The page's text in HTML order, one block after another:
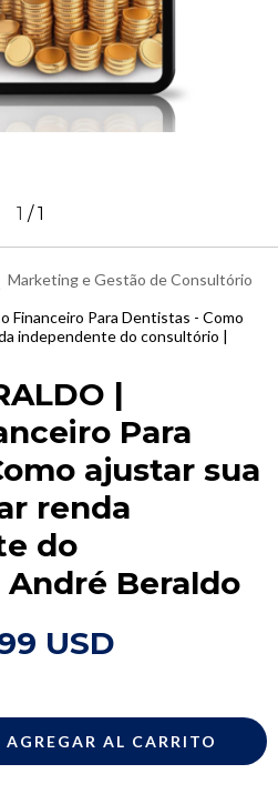
1 /1
Marketing e Gestão de Consultório
Financeiro Para Dentistas - Como
independente do consultório |
|
Para
ajustar sua
renda
do
Beraldo
USD